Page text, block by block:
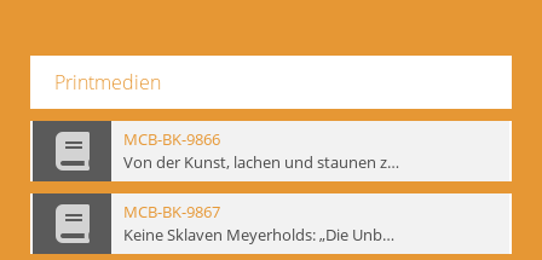
Printmedien
MCB-BK-9866
Von der Kunst, lachen und staunen zu machen. Das Meyerhold-Projekt im bat Studiotheater - interne Signatur: BM-prt-63
MCB-BK-9867
Keine Sklaven Meyerholds: „Die Unbekannte“ und „Eine gewisse Anzahl Gespräche im bat“ - interne Signatur: BM-prt-64